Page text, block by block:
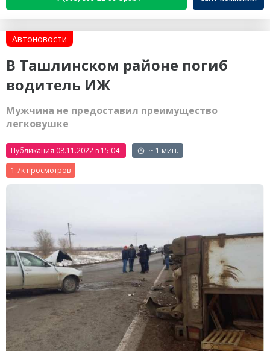
Автоновости
В Ташлинском районе погиб
водитель ИЖ
Мужчина не предоставил преимущество
легковушке
Публикация 08.11.2022 в 15:04
~ 1 мин.
1.7к